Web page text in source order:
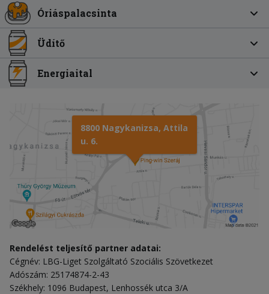
Óriáspalacsinta
Üdítő
Energiaital
8800 Nagykanizsa, Attila
u. 6.
Rendelést teljesítő partner adatai:
Cégnév: LBG-Liget Szolgáltató Szociális Szövetkezet
Adószám: 25174874-2-43
Székhely: 1096 Budapest, Lenhossék utca 3/A